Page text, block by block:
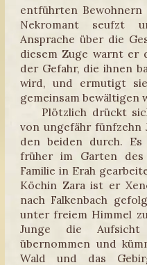
entführten
Nekromant seufzt
Ansprache über die
diesem Zuge warnt er
der Gefahr, die ihnen
wird, und ermutigt
gemeinsam bewältigen
Plötzlich drückt
von ungefähr fünfzehn
den beiden durch.
früher im Garten des
Familie in Erah
Köchin Zara ist er
nach Falkenbach
unter freiem Himmel
Junge die
übernommen und
Wald und das